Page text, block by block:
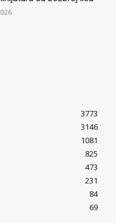
3773
3146
1081
825
473
231
84
69